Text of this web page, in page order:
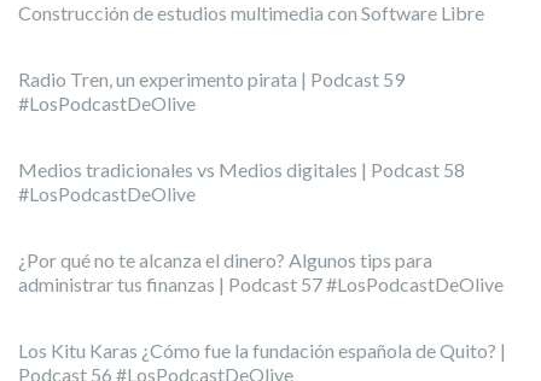
Construcción de estudios multimedia con Software Libre
Radio Tren, un experimento pirata | Podcast 59
#LosPodcastDeOlive
Medios tradicionales vs Medios digitales | Podcast 58
#LosPodcastDeOlive
¿Por qué no te alcanza el dinero? Algunos tips para
administrar tus finanzas | Podcast 57 #LosPodcastDeOlive
Los Kitu Karas ¿Cómo fue la fundación española de Quito? |
Podcast 56 #LosPodcastDeOlive